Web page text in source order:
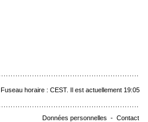
Fuseau horaire : CEST. Il est actuellement 19:05
Données personnelles - Contact